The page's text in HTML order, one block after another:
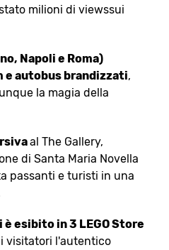
milioni di viewssui
Napoli e Roma)
autobus brandizzati,
la magia della
al The Gallery,
di Santa Maria Novella
passanti e turisti in una
è esibito in 3 LEGO Store
visitatori l'autentico